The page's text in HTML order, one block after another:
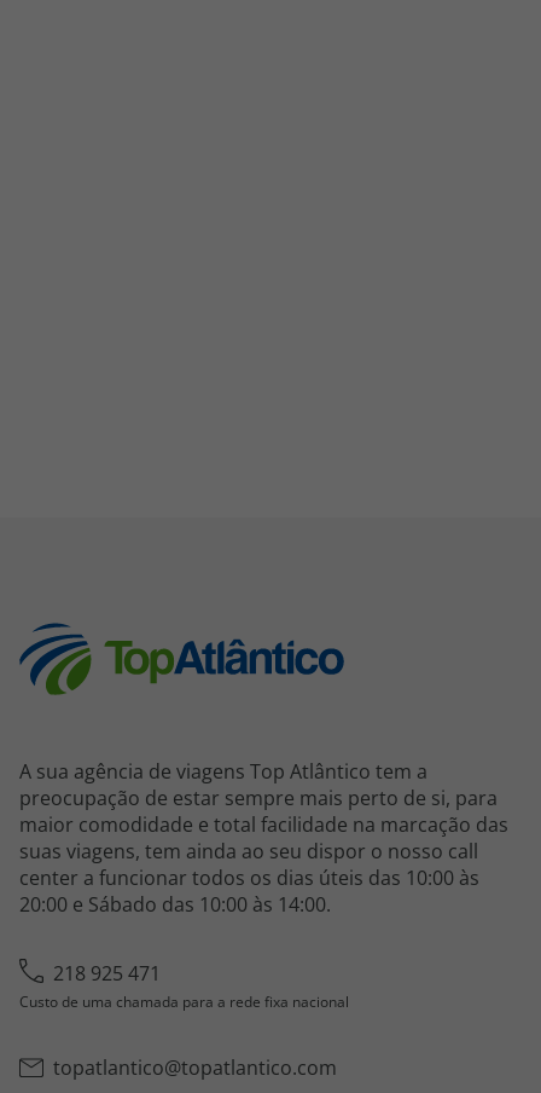
A sua agência de viagens Top Atlântico tem a
preocupação de estar sempre mais perto de si, para
maior comodidade e total facilidade na marcação das
suas viagens, tem ainda ao seu dispor o nosso call
center a funcionar todos os dias úteis das 10:00 às
20:00 e Sábado das 10:00 às 14:00.
218 925 471
Custo de uma chamada para a rede fixa nacional
topatlantico@topatlantico.com